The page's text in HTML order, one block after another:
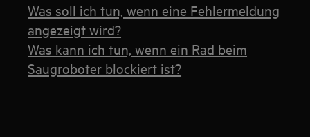
Was soll ich tun, wenn eine Fehlermeldung
angezeigt wird?
Was kann ich tun, wenn ein Rad beim
Saugroboter blockiert ist?